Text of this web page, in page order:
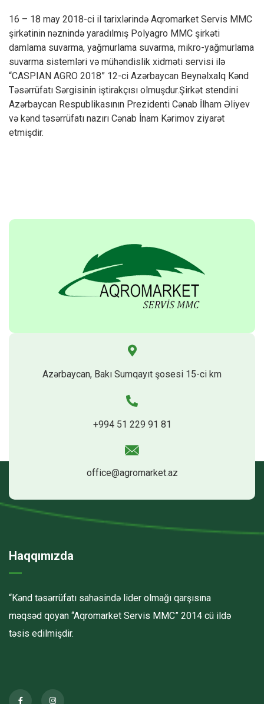
16 – 18 may 2018-ci il tarixlərində Aqromarket Servis MMC
şirkətinin nəznində yaradılmış Polyagro MMC şirkəti
damlama suvarma, yağmurlama suvarma, mikro-yağmurlama
suvarma sistemləri və mühəndislik xidməti servisi ilə
“CASPIAN AGRO 2018” 12-ci Azərbaycan Beynəlxalq Kənd
Təsərrüfatı Sərgisinin iştirakçısı olmuşdur.Şirkət stendini
Azərbaycan Respublikasının Prezidenti Cənab İlham Əliyev
və kənd təsərrüfatı nazırı Cənab İnam Kərimov ziyarət
etmişdir.
Azərbaycan, Bakı Sumqayıt şosesi 15-ci km
+994 51 229 91 81
office@agromarket.az
Haqqımızda
“Kənd təsərrüfatı sahəsində lider olmağı qarşısına
məqsəd qoyan “Aqromarket Servis MMC” 2014 cü ildə
təsis edilmişdir.